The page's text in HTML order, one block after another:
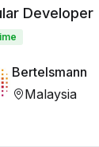
Developer
Bertelsmann
Malaysia